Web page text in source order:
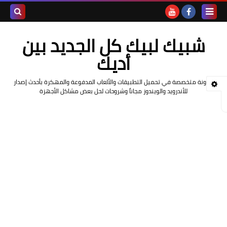
المدونةشبيك لبيك كل الجديد بين
أديك
مدونة متخصصة في تحميل التطبيقات والألعاب المدفوعة والمهكرة بأحدث إصدار
للأندرويد والويندوز مجاناً وشروحات لحل بعض مشاكل الأجهزة